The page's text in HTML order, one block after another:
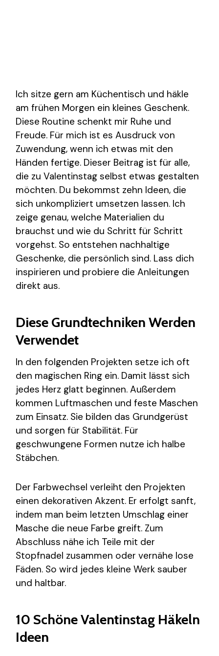
Ich sitze gern am Küchentisch und häkle
am frühen Morgen ein kleines Geschenk.
Diese Routine schenkt mir Ruhe und
Freude. Für mich ist es Ausdruck von
Zuwendung, wenn ich etwas mit den
Händen fertige. Dieser Beitrag ist für alle,
die zu Valentinstag selbst etwas gestalten
möchten. Du bekommst zehn Ideen, die
sich unkompliziert umsetzen lassen. Ich
zeige genau, welche Materialien du
brauchst und wie du Schritt für Schritt
vorgehst. So entstehen nachhaltige
Geschenke, die persönlich sind. Lass dich
inspirieren und probiere die Anleitungen
direkt aus.
Diese Grundtechniken Werden
Verwendet
In den folgenden Projekten setze ich oft
den magischen Ring ein. Damit lässt sich
jedes Herz glatt beginnen. Außerdem
kommen Luftmaschen und feste Maschen
zum Einsatz. Sie bilden das Grundgerüst
und sorgen für Stabilität. Für
geschwungene Formen nutze ich halbe
Stäbchen.
Der Farbwechsel verleiht den Projekten
einen dekorativen Akzent. Er erfolgt sanft,
indem man beim letzten Umschlag einer
Masche die neue Farbe greift. Zum
Abschluss nähe ich Teile mit der
Stopfnadel zusammen oder vernähe lose
Fäden. So wird jedes kleine Werk sauber
und haltbar.
10 Schöne Valentinstag Häkeln
Ideen